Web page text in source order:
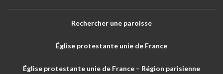
Rechercher une paroisse
Église protestante unie de France
Église protestante unie de France – Région parisienne